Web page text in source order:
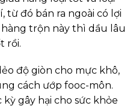
từ đó bán ra ngoài có lợi
hàng trộn này thì dầu lâu
rồi.
độ giòn cho mực khô,
cách ướp fooc-môn.
gây hại cho sức khỏe